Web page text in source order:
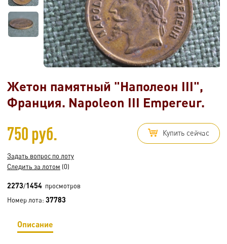
Жетон памятный "Наполеон III",
Франция. Napoleon III Empereur.
750 руб. Купить сейчас
Задать вопрос по лоту
Следить за лотом (0)
2273/1454 просмотров
Номер лота: 37783
Описание